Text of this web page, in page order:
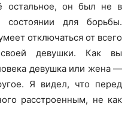
остальное, он был не в
состоянии для борьбы.
отключаться от всего
девушки. Как вы
девушка или жена —
Я видел, что перед
расстроенным, не как